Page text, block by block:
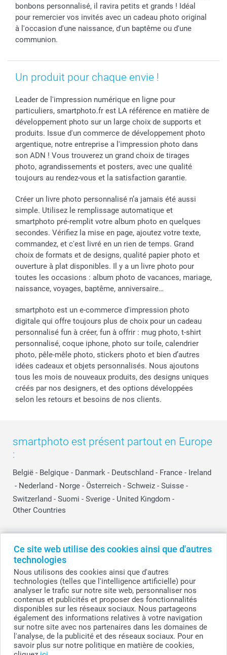
Ce site web utilise des cookies ainsi que d'autres
technologies
Nous utilisons des cookies ainsi que d'autres
technologies (telles que l'intelligence artificielle) pour
analyser le trafic sur notre site web, personnaliser nos
contenus et publicités et proposer des fonctionnalités
disponibles sur les réseaux sociaux. Nous partageons
également des informations relatives à votre navigation
sur notre site avec nos partenaires dans les domaines de
l'analyse, de la publicité et des réseaux sociaux. Pour en
savoir plus sur notre politique en matière de cookies,
bonbons personnalisé, il ravira petits et grands ! Idéal
pour remercier vos invités avec un cadeau photo original
à l'occasion d'une naissance, d'un baptême ou d'une
communion.
Un produit pour chaque envie !
Leader de l'impression numérique en ligne pour
particuliers, smartphoto.fr est LA référence en matière de
développement photo sur un large choix de supports et
produits. Issue d'un commerce de développement photo
argentique, notre entreprise a l'impression photo dans
son ADN ! Vous trouverez un grand choix de tirages
photo, agrandissements et posters, avec une qualité
toujours au rendez-vous et la satisfaction garantie.
Créer un livre photo personnalisé n’a jamais été aussi
simple. Utilisez le remplissage automatique et
smartphoto pré-remplit votre album photo en quelques
secondes. Vérifiez la mise en page, ajoutez votre texte,
commandez, et c'est livré en un rien de temps. Grand
choix de formats et de designs, qualité papier photo et
ouverture à plat disponibles. Il y a un livre photo pour
toutes les occasions : album photo de vacances, mariage,
naissance, voyages, baptême, anniversaire…
smartphoto est un e-commerce d'impression photo
digitale qui offre toujours plus de choix pour un cadeau
personnalisé fun à créer, fun à offrir : mug photo, t-shirt
personnalisé, coque iphone, photo sur toile, calendrier
photo, pêle-mêle photo, stickers photo et bien d’autres
idées cadeaux et objets personnalisés. Nous ajoutons
tous les mois de nouveaux produits, des designs uniques
créés par nos designers, et des options développées
selon les retours et besoins de nos clients.
smartphoto est présent partout en Europe
:
België - Belgique - Danmark - Deutschland - France - Ireland
- Nederland - Norge - Österreich - Schweiz - Suisse -
Switzerland - Suomi - Sverige - United Kingdom -
Other Countries
© smartphoto group. Tous droits réservés
smartphoto group SA.
Siège social : Kwatrechtsteenweg 160, 9230 Wetteren, Belgique
Numéro de TVA BE 0405.706.755
Numéro d'entreprise 0405.706.755.
Coordonnées bancaires: IBAN BE71 2850 2711 5569 - BIC: GEBABEBB
Tous les prix sont en EURO (€), TVA incluse et hors frais de port.